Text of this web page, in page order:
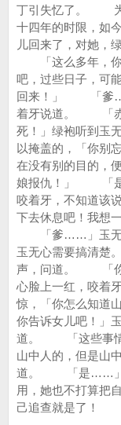
丁引失忆了。 为
十四年的时限，
儿回来了，对她，
「这么多年，你
吧，过些日子，可
回来！」 「爹……
着牙说道。 「赤
死！」绿袍听到玉
以掩盖的，「你别
在没有别的目的，
娘报仇！」 「是
咬着牙，不知道
下去休息吧！我想
「爹……」玉无心
玉无心需要搞清
声，问道。 「你
心脸上一红，咬
惊，「你怎么知
你告诉女儿吧！」
道。 「这些事情
山中人的，但是山
道。 「是……」玉
用，她也不打算把
己追查就是了！